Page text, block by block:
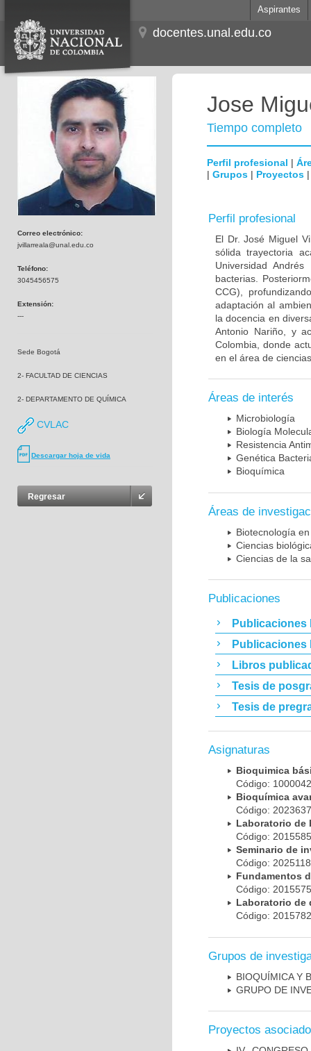
Aspirantes
docentes.unal.edu.co
Correo electrónico:
jvillarreala@unal.edu.co
Teléfono:
3045456575
Extensión:
---
Sede Bogotá
2- FACULTAD DE CIENCIAS
2- DEPARTAMENTO DE QUÍMICA
CVLAC
Descargar hoja de vida
Regresar
Jose
Tiempo completo
Perfil profesional |
| Grupos | Proyectos
Perfil profesional
El Dr. José Miguel
sólida trayectoria
Universidad
bacterias.
CCG),
adaptación al
la docencia en
Antonio Nariño, y
Colombia, donde
en el área de
Áreas de interés
Microbiología
Biología
Resistencia
Genética
Bioquímica
Áreas de
Biotecnología
Ciencias
Ciencias de la
Publicaciones
Publicaciones
Publicaciones
Libros
Tesis de
Tesis de
Asignaturas
Bioquimica
Código:
Bioquímica
Código:
Laboratorio de
Código:
Seminario de
Código:
Fundamentos
Código:
Laboratorio de
Código:
Grupos de
BIOQUÍMICA Y
GRUPO DE
Proyectos